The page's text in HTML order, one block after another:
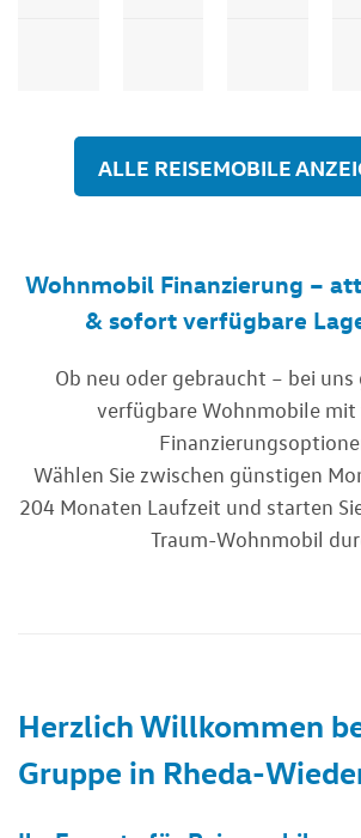
ALLE REISEMOBILE
Wohnmobil Finanzierung –
& sofort verfügbare
Ob neu oder gebraucht – bei
verfügbare Wohnmobile
Wählen Sie zwischen günstigen
204 Monaten Laufzeit und starten
Traum-Wohnmobil
Herzlich Willkommen
Gruppe in Rheda-